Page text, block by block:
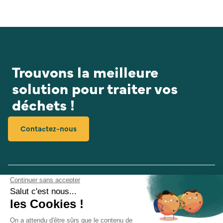
Trouvons la meilleure
solution pour traiter vos
déchets !
Contactez-nous